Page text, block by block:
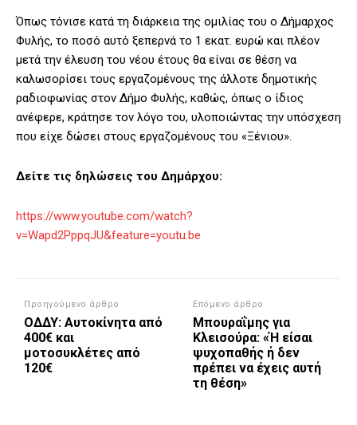
Όπως τόνισε κατά τη διάρκεια της ομιλίας του ο Δήμαρχος
Φυλής, το ποσό αυτό ξεπερνά το 1 εκατ. ευρώ και πλέον
μετά την έλευση του νέου έτους θα είναι σε θέση να
καλωσορίσει τους εργαζομένους της άλλοτε δημοτικής
ραδιοφωνίας στον Δήμο Φυλής, καθώς, όπως ο ίδιος
ανέφερε, κράτησε τον λόγο του, υλοποιώντας την υπόσχεση
που είχε δώσει στους εργαζομένους του «Ξένιου».
Δείτε τις δηλώσεις του Δημάρχου:
https://www.youtube.com/watch?
v=Wapd2PppqJU&feature=youtu.be
Προηγούμενο άρθρο
ΟΔΔΥ: Αυτοκίνητα από
400€ και
μοτοσυκλέτες από
120€
Επόμενο άρθρο
Μπουραΐμης για
Κλεισούρα: «Ή είσαι
ψυχοπαθής ή δεν
πρέπει να έχεις αυτή
τη θέση»